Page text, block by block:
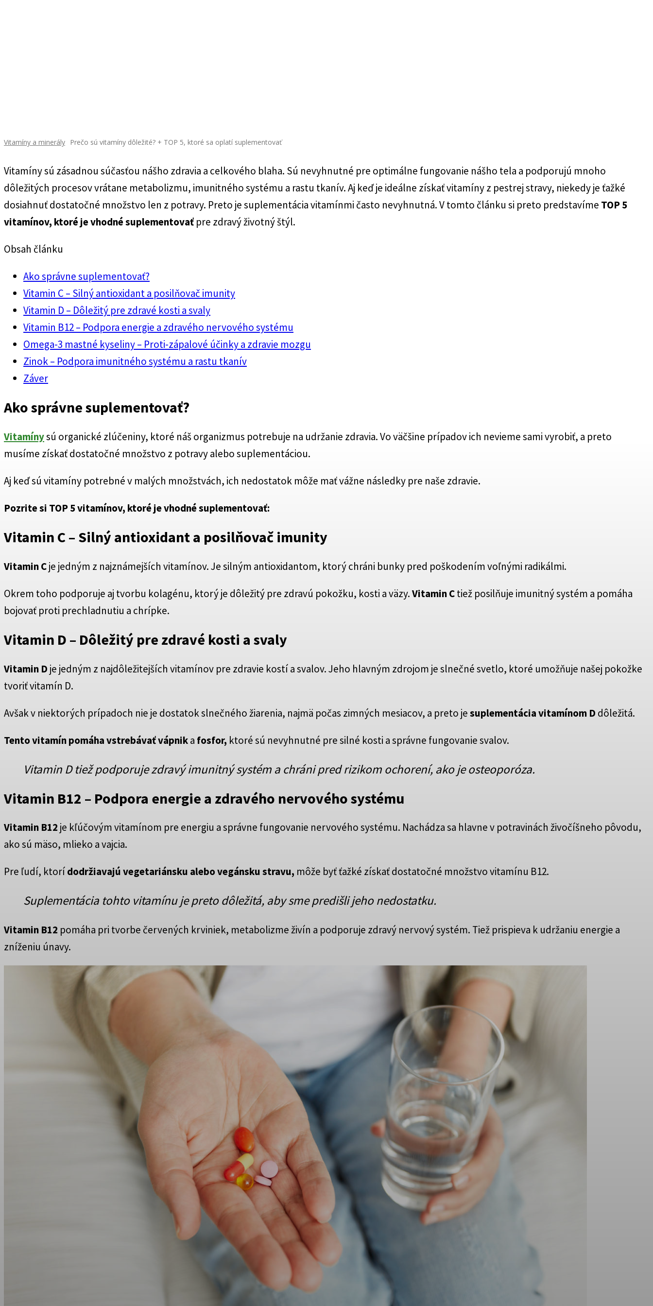
Vitamíny a minerály Prečo sú vitamíny dôležité? + TOP 5, ktoré sa oplatí suplementovať
Vitamíny sú zásadnou súčasťou nášho zdravia a celkového blaha. Sú nevyhnutné pre optimálne fungovanie nášho tela a podporujú mnoho
dôležitých procesov vrátane metabolizmu, imunitného systému a rastu tkanív. Aj keď je ideálne získať vitamíny z pestrej stravy, niekedy je ťažké
dosiahnuť dostatočné množstvo len z potravy. Preto je suplementácia vitamínmi často nevyhnutná. V tomto článku si preto predstavíme TOP 5
vitamínov, ktoré je vhodné suplementovať pre zdravý životný štýl.
Obsah článku
Ako správne suplementovať?
Vitamin C – Silný antioxidant a posilňovač imunity
Vitamin D – Dôležitý pre zdravé kosti a svaly
Vitamin B12 – Podpora energie a zdravého nervového systému
Omega-3 mastné kyseliny – Proti-zápalové účinky a zdravie mozgu
Zinok – Podpora imunitného systému a rastu tkanív
Záver
Ako správne suplementovať?
Vitamínysú organické zlúčeniny, ktoré náš organizmus potrebuje na udržanie zdravia. Vo väčšine prípadov ich nevieme sami vyrobiť, a preto
musíme získať dostatočné množstvo z potravy alebo suplementáciou.
Aj keď sú vitamíny potrebné v malých množstvách, ich nedostatok môže mať vážne následky pre naše zdravie.
Pozrite si TOP 5 vitamínov, ktoré je vhodné suplementovať:
Vitamin C– Silný antioxidant a posilňovač imunity
Vitamin Cje jedným z najznámejších vitamínov. Je silným antioxidantom, ktorý chráni bunky pred poškodením voľnými radikálmi.
Okrem toho podporuje aj tvorbu kolagénu, ktorý je dôležitý pre zdravú pokožku, kosti a väzy.Vitamin Ctiež posilňuje imunitný systém a pomáha
bojovať proti prechladnutiu a chrípke.
Vitamin D – Dôležitý pre zdravé kosti a svaly
Vitamin D je jedným z najdôležitejších vitamínov pre zdravie kostí a svalov. Jeho hlavným zdrojom je slnečné svetlo, ktoré umožňuje našej pokožke
tvoriť vitamín D.
Avšak v niektorých prípadoch nie je dostatok slnečného žiarenia, najmä počas zimných mesiacov, a preto jesuplementácia vitamínom D dôležitá.
Tento vitamín pomáha vstrebávať vápnika fosfor, ktoré sú nevyhnutné pre silné kosti a správne fungovanie svalov.
Vitamin D tiež podporuje zdravý imunitný systém a chráni pred rizikom ochorení, ako je osteoporóza.
Vitamin B12 – Podpora energie a zdravého nervového systému
Vitamin B12 je kľúčovým vitamínom pre energiu a správne fungovanie nervového systému. Nachádza sa hlavne v potravinách živočíšneho pôvodu,
ako sú mäso, mlieko a vajcia.
Pre ľudí, ktorídodržiavajú vegetariánsku alebo vegánsku stravu, môže byť ťažké získať dostatočné množstvo vitamínu B12.
Suplementácia tohto vitamínu je preto dôležitá, aby sme predišli jeho nedostatku.
Vitamin B12 pomáha pri tvorbe červených krviniek, metabolizme živín a podporuje zdravý nervový systém. Tiež prispieva k udržaniu energie a
zníženiu únavy.